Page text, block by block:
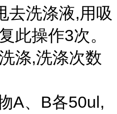
去洗涤液,用吸
此操作3次。
涤,洗涤次数
A、B各50ul,